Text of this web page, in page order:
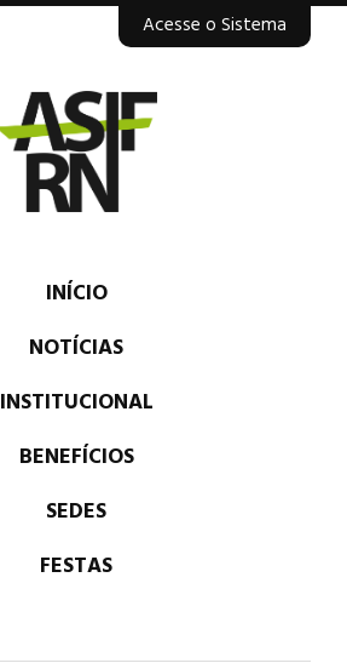
INÍCIO
NOTÍCIAS
INSTITUCIONAL
BENEFÍCIOS
SEDES
FESTAS
Acesse o Sistema